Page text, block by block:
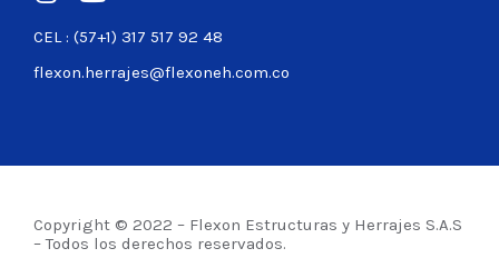
CEL : (57+1) 317 517 92 48
flexon.herrajes@flexoneh.com.co
Copyright © 2022 – Flexon Estructuras y Herrajes S.A.S
– Todos los derechos reservados.